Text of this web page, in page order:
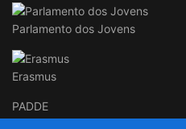
Parlamento dos Jovens
Erasmus
PADDE